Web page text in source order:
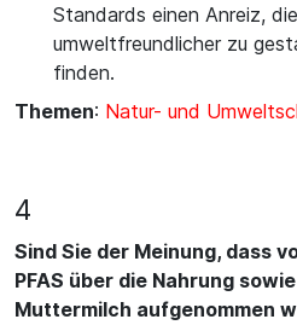
Standards einen Anreiz,
umweltfreundlicher zu
finden.
Themen: Natur- und
4
Sind Sie der Meinung, dass
PFAS über die Nahrung
Muttermilch aufgenommen